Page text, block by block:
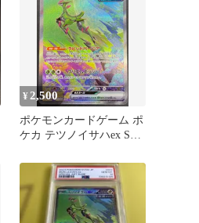
¥2,500
ポケモンカードゲーム ポ
ケカ テツノイサハex SAR
ック「サイバージャッ
ジ」 トレカ TCG 208